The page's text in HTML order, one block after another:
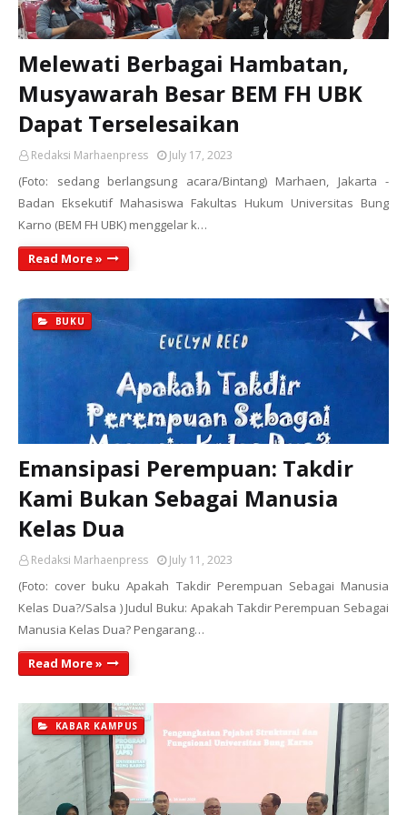
Melewati Berbagai Hambatan,
Musyawarah Besar BEM FH UBK
Dapat Terselesaikan
Redaksi Marhaenpress July 17, 2023
(Foto: sedang berlangsung acara/Bintang) Marhaen, Jakarta -
Badan Eksekutif Mahasiswa Fakultas Hukum Universitas Bung
Karno (BEM FH UBK) menggelar k…
Read More »
BUKU
Emansipasi Perempuan: Takdir
Kami Bukan Sebagai Manusia
Kelas Dua
Redaksi Marhaenpress July 11, 2023
(Foto: cover buku Apakah Takdir Perempuan Sebagai Manusia
Kelas Dua?/Salsa ) Judul Buku: Apakah Takdir Perempuan Sebagai
Manusia Kelas Dua? Pengarang…
Read More »
KABAR KAMPUS